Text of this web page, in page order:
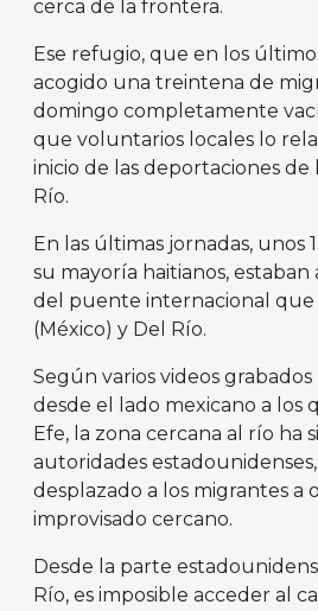
cerca de la frontera.
Ese refugio, que en los
acogido una treintena de
domingo completamente
que voluntarios locales lo
inicio de las deportaciones de
Río.
En las últimas jornadas, unos
su mayoría haitianos,
del puente internacional que
(México) y Del Río.
Según varios videos
desde el lado mexicano a los
Efe, la zona cercana al río ha
autoridades
desplazado a los migrantes a
improvisado cercano.
Desde la parte
Río, es imposible acceder al